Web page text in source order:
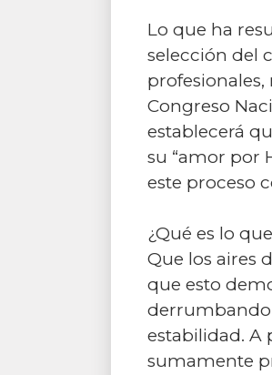
Lo que ha
selección del
Congreso
establecerá
su “amor por
este proceso
¿Qué es lo
Que los aires
que esto
derrumbando
estabilidad. A
sumamente